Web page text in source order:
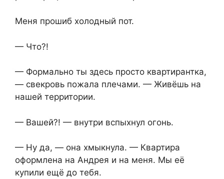
Меня прошиб холодный пот.
— Что?!
— Формально ты здесь просто квартирантка,
— свекровь пожала плечами. — Живёшь на
нашей территории.
— Вашей?! — внутри вспыхнул огонь.
— Ну да, — она хмыкнула. — Квартира
оформлена на Андрея и на меня. Мы её
купили ещё до тебя.